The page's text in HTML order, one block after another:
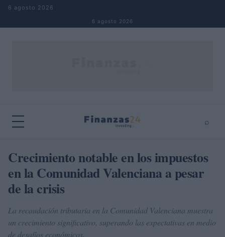
Saltar al contenido
6 agosto 2026
6 agosto 2026
⌕
Buscar ⌕ ×
Crecimiento notable en los impuestos
en la Comunidad Valenciana a pesar
de la crisis
La recaudación tributaria en la Comunidad Valenciana muestra
un crecimiento significativo, superando las expectativas en medio
de desafíos económicos.